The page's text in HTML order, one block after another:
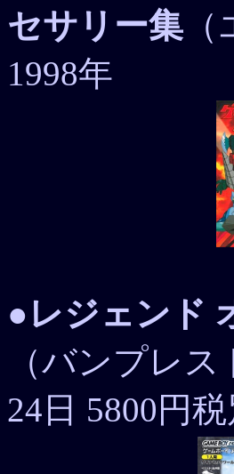
セサリー集
1998年
● レジェンド
（バンプレ
24日 5800円